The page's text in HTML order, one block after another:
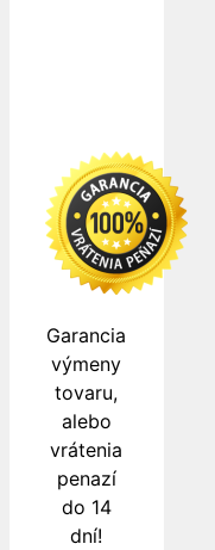
Garancia
výmeny
tovaru,
alebo
vrátenia
penazí
do 14
dní!